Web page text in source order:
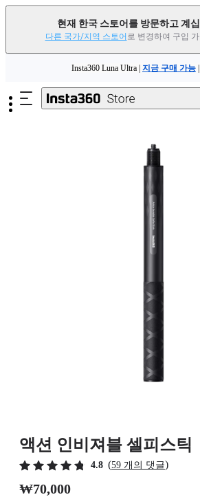
현재 한국 스토어를 방문하고 계
다른 국가/지역 스토어 로 변경하여 구입
Insta360 Luna Ultra |지금 구매 가능
Insta360 Luna Ultra | 지금 구매 가능
액션 인비져블 셀피스틱
4.8 (59 개의 댓글)
₩70,000